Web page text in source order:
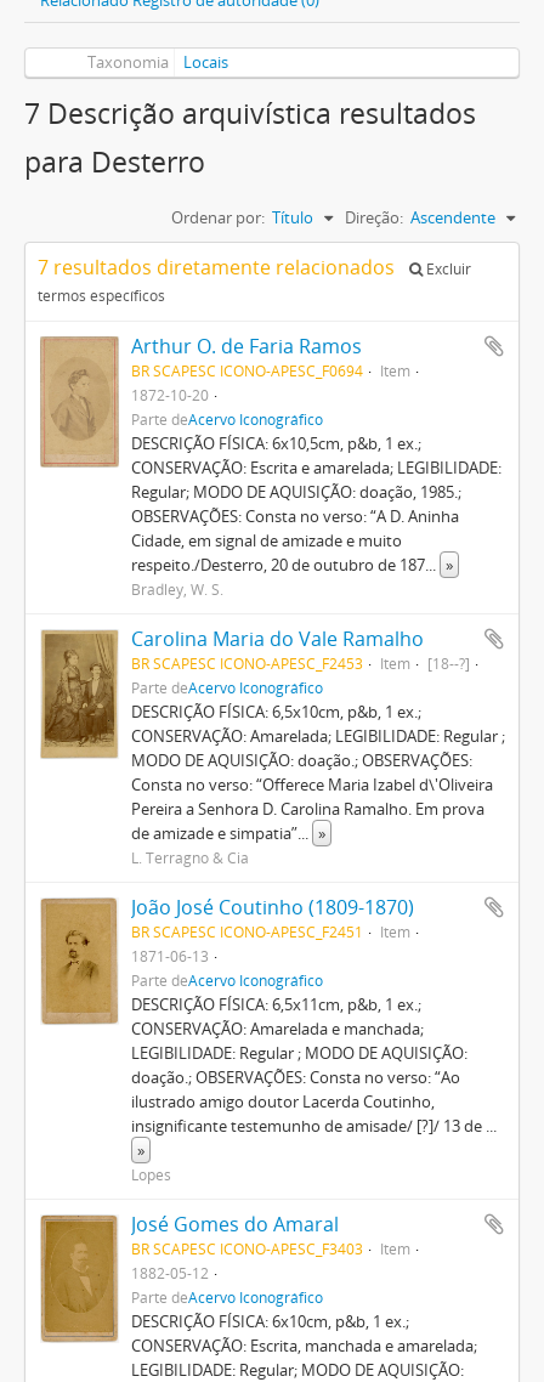
Taxonomia Locais
7 Descrição arquivística resultados
para Desterro
Ordenar por: Título Direção: Ascendente
7 resultados diretamente relacionados
Excluir
termos específicos
Arthur O. de Faria Ramos
BR SCAPESC ICONO-APESC_F0694
Item
1872-10-20
Parte deAcervo Iconográfico
DESCRIÇÃO FÍSICA: 6x10,5cm, p&b, 1 ex.;
CONSERVAÇÃO: Escrita e amarelada; LEGIBILIDADE:
Regular; MODO DE AQUISIÇÃO: doação, 1985.;
OBSERVAÇÕES: Consta no verso: “A D. Aninha
Cidade, em signal de amizade e muito
respeito./Desterro, 20 de outubro de 187... »
Bradley, W. S.
Carolina Maria do Vale Ramalho
BR SCAPESC ICONO-APESC_F2453 Item
[18--?]
Parte deAcervo Iconográfico
DESCRIÇÃO FÍSICA: 6,5x10cm, p&b, 1 ex.;
CONSERVAÇÃO: Amarelada; LEGIBILIDADE: Regular ;
MODO DE AQUISIÇÃO: doação.; OBSERVAÇÕES:
Consta no verso: “Offerece Maria Izabel d\'Oliveira
Pereira a Senhora D. Carolina Ramalho. Em prova
de amizade e simpatia”... »
L. Terragno & Cia
João José Coutinho (1809-1870)
BR SCAPESC ICONO-APESC_F2451
Item
1871-06-13
Parte deAcervo Iconográfico
DESCRIÇÃO FÍSICA: 6,5x11cm, p&b, 1 ex.;
CONSERVAÇÃO: Amarelada e manchada;
LEGIBILIDADE: Regular ; MODO DE AQUISIÇÃO:
doação.; OBSERVAÇÕES: Consta no verso: “Ao
ilustrado amigo doutor Lacerda Coutinho,
insignificante testemunho de amisade/ [?]/ 13 de ...
»
Lopes
José Gomes do Amaral
BR SCAPESC ICONO-APESC_F3403
Item
1882-05-12
Parte deAcervo Iconográfico
DESCRIÇÃO FÍSICA: 6x10cm, p&b, 1 ex.;
CONSERVAÇÃO: Escrita, manchada e amarelada;
LEGIBILIDADE: Regular; MODO DE AQUISIÇÃO: